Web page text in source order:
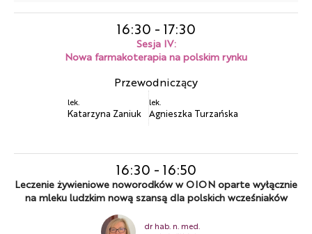
16:30 - 17:30
Sesja IV:
Nowa farmakoterapia na polskim rynku
Przewodniczący
lek.
Katarzyna Zaniuk
lek.
Agnieszka Turzańska
16:30 - 16:50
Leczenie żywieniowe noworodków w OION oparte wyłącznie
na mleku ludzkim nową szansą dla polskich wcześniaków
dr hab. n. med.